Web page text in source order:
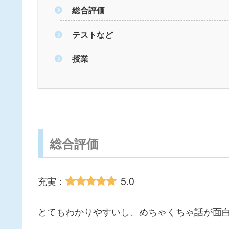
総合評価
テストなど
授業
総合評価
充実： 5.0
とてもわかりやすいし、めちゃくちゃ話が面